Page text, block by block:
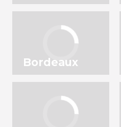
Bordeaux